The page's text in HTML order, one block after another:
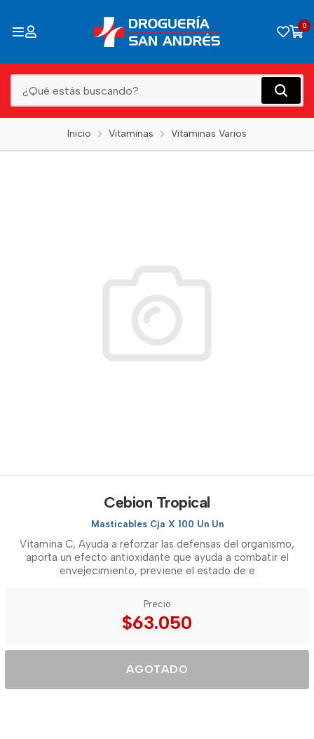
0
Inicio Vitaminas Vitaminas Varios
Cebion Tropical
Masticables Cja X 100 Un Un
Vitamina C, Ayuda a reforzar las defensas del organismo,
aporta un efecto antioxidante que ayuda a combatir el
envejecimiento, previene el estado de e
Precio
$63.050
AGOTADO